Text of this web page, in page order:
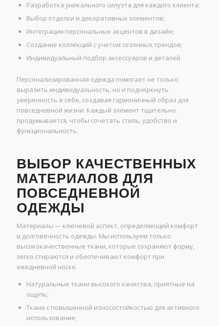
Разработка уникального силуэта для каждого клиента;
Выбор отделки и декоративных элементов;
Интеграция персональных акцентов в дизайн;
Создание коллекций с учетом сезонных трендов;
Индивидуальный подбор аксессуаров и деталей.
Персонализированная одежда помогает не только
выразить индивидуальность, но и подчеркнуть
уверенность в себе, создавая гармоничный образ для
повседневной жизни. Каждый элемент тщательно
продумывается, чтобы сочетать стиль, удобство и
функциональность.
ВЫБОР КАЧЕСТВЕННЫХ
МАТЕРИАЛОВ ДЛЯ
ПОВСЕДНЕВНОЙ
ОДЕЖДЫ
Материалы — ключевой аспект, определяющий комфорт
и долговечность одежды. Мы используем только
высококачественные ткани, которые сохраняют форму,
легко стираются и обеспечивают комфорт при
ежедневной носке.
Натуральные ткани высокого качества, приятные на
ощупь;
Ткани с повышенной износостойкостью для активного
использования;